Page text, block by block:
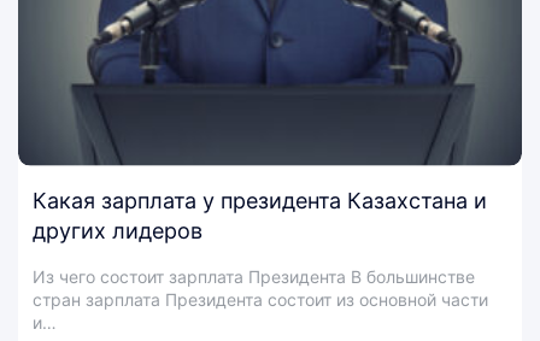
Какая зарплата у президента Казахстана и
других лидеров
Из чего состоит зарплата Президента В большинстве
стран зарплата Президента состоит из основной части
и…